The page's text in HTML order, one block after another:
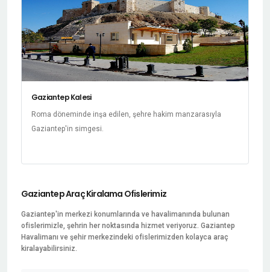
Gaziantep Kalesi
Roma döneminde inşa edilen, şehre hakim manzarasıyla
Gaziantep'in simgesi.
Gaziantep Araç Kiralama Ofislerimiz
Gaziantep'in merkezi konumlarında ve havalimanında bulunan
ofislerimizle, şehrin her noktasında hizmet veriyoruz. Gaziantep
Havalimanı ve şehir merkezindeki ofislerimizden kolayca araç
kiralayabilirsiniz.